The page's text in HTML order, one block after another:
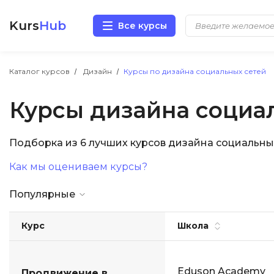
KursHub Все курсы
Каталог курсов Дизайн Курсы по дизайна социальных сетей
Курсы дизайна
Подборка из 6 лучших курсов дизайна
Как мы оцениваем курсы?
Популярные
Курс Школа
Eduson Academy
Разработка
Маркетинг
Аналитика
Иностранные языки